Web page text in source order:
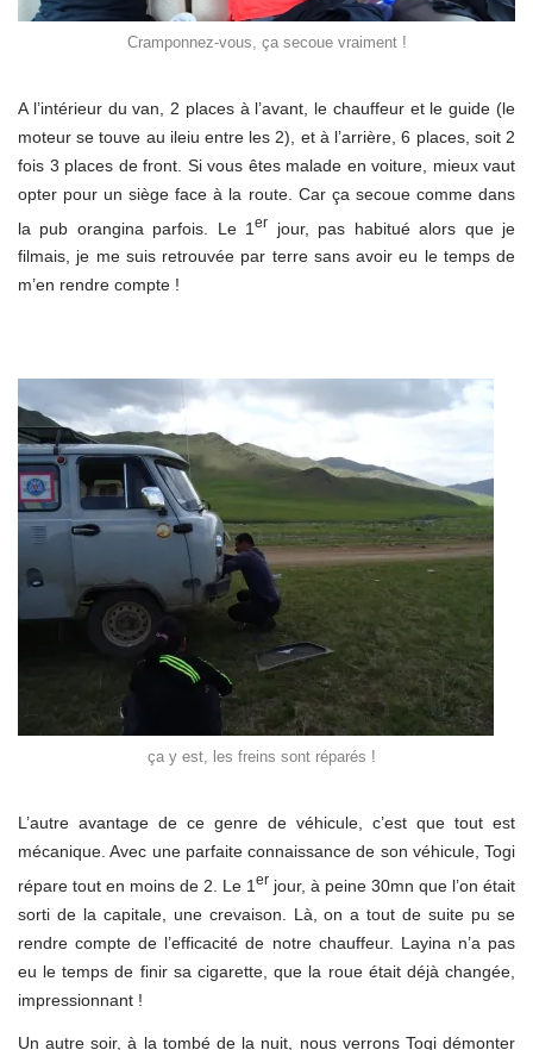
Cramponnez-vous, ça secoue vraiment !
A l’intérieur du van, 2 places à l’avant, le chauffeur et le guide (le
moteur se touve au ileiu entre les 2), et à l’arrière, 6 places, soit 2
fois 3 places de front. Si vous êtes malade en voiture, mieux vaut
opter pour un siège face à la route. Car ça secoue comme dans
la pub orangina parfois. Le 1er
jour, pas habitué alors que je
filmais, je me suis retrouvée par terre sans avoir eu le temps de
m’en rendre compte !
ça y est, les freins sont réparés !
L’autre avantage de ce genre de véhicule, c’est que tout est
mécanique. Avec une parfaite connaissance de son véhicule, Togi
répare tout en moins de 2. Le 1 er jour, à peine 30mn que l’on était
sorti de la capitale, une crevaison. Là, on a tout de suite pu se
rendre compte de l’efficacité de notre chauffeur. Layina n’a pas
eu le temps de finir sa cigarette, que la roue était déjà changée,
impressionnant !
Un autre soir, à la tombé de la nuit, nous verrons Togi démonter